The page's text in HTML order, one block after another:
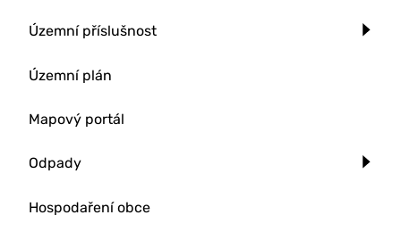
Územní příslušnost
Územní plán
Mapový portál
Odpady
Hospodaření obce